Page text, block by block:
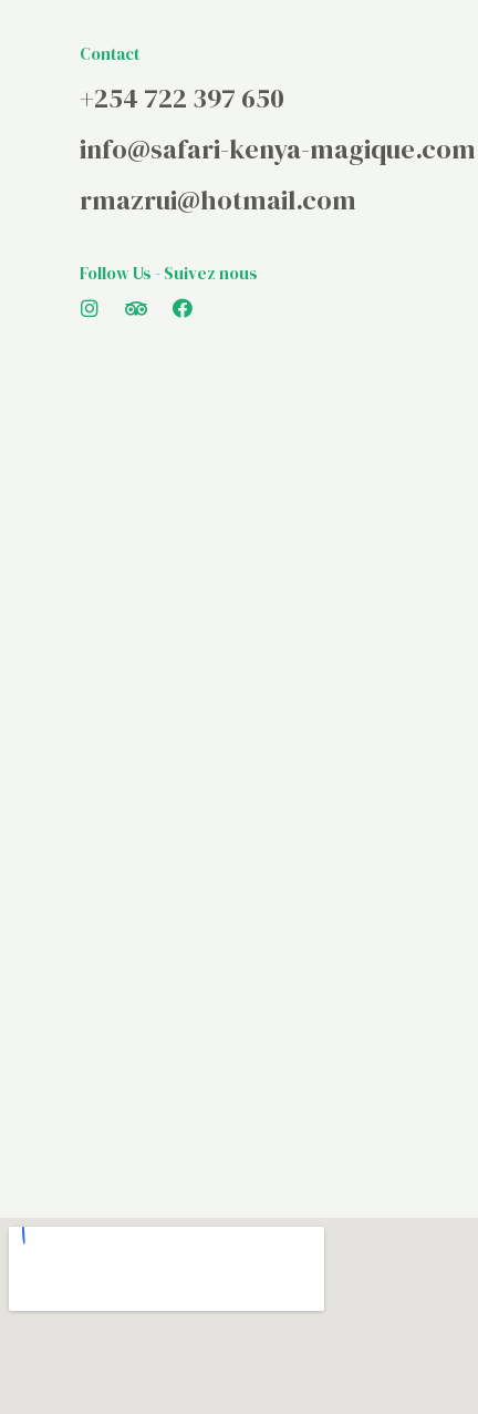
Contact
+254 722 397 650
info@safari-kenya-magique.com
rmazrui@hotmail.com
Follow Us - Suivez nous